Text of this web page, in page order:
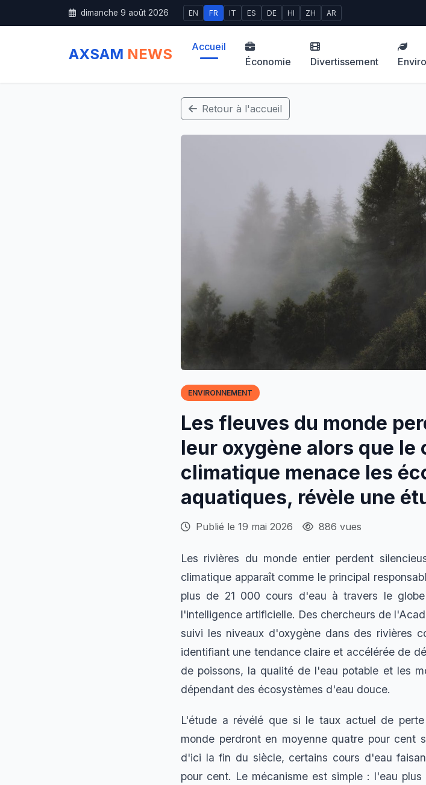
dimanche 9 août 2026 EN FR IT ES DE HI ZH AR
AXSAM NEWS
Accueil
Économie
Divertissement
Retour à l'accueil
ENVIRONNEMENT
Les fleuves du monde
leur oxygène alors que le
climatique menace les
aquatiques, révèle une
Publié le 19 mai 2026 886 vues
Les rivières du monde entier perdent
climatique apparaît comme le principal
plus de 21 000 cours d'eau à travers le
l'intelligence artificielle. Des chercheurs de
suivi les niveaux d'oxygène dans des rivières
identifiant une tendance claire et accélérée de
de poissons, la qualité de l'eau potable et les
dépendant des écosystèmes d'eau douce.
L'étude a révélé que si le taux actuel de
monde perdront en moyenne quatre pour cent
d'ici la fin du siècle, certains cours d'eau
pour cent. Le mécanisme est simple : l'eau